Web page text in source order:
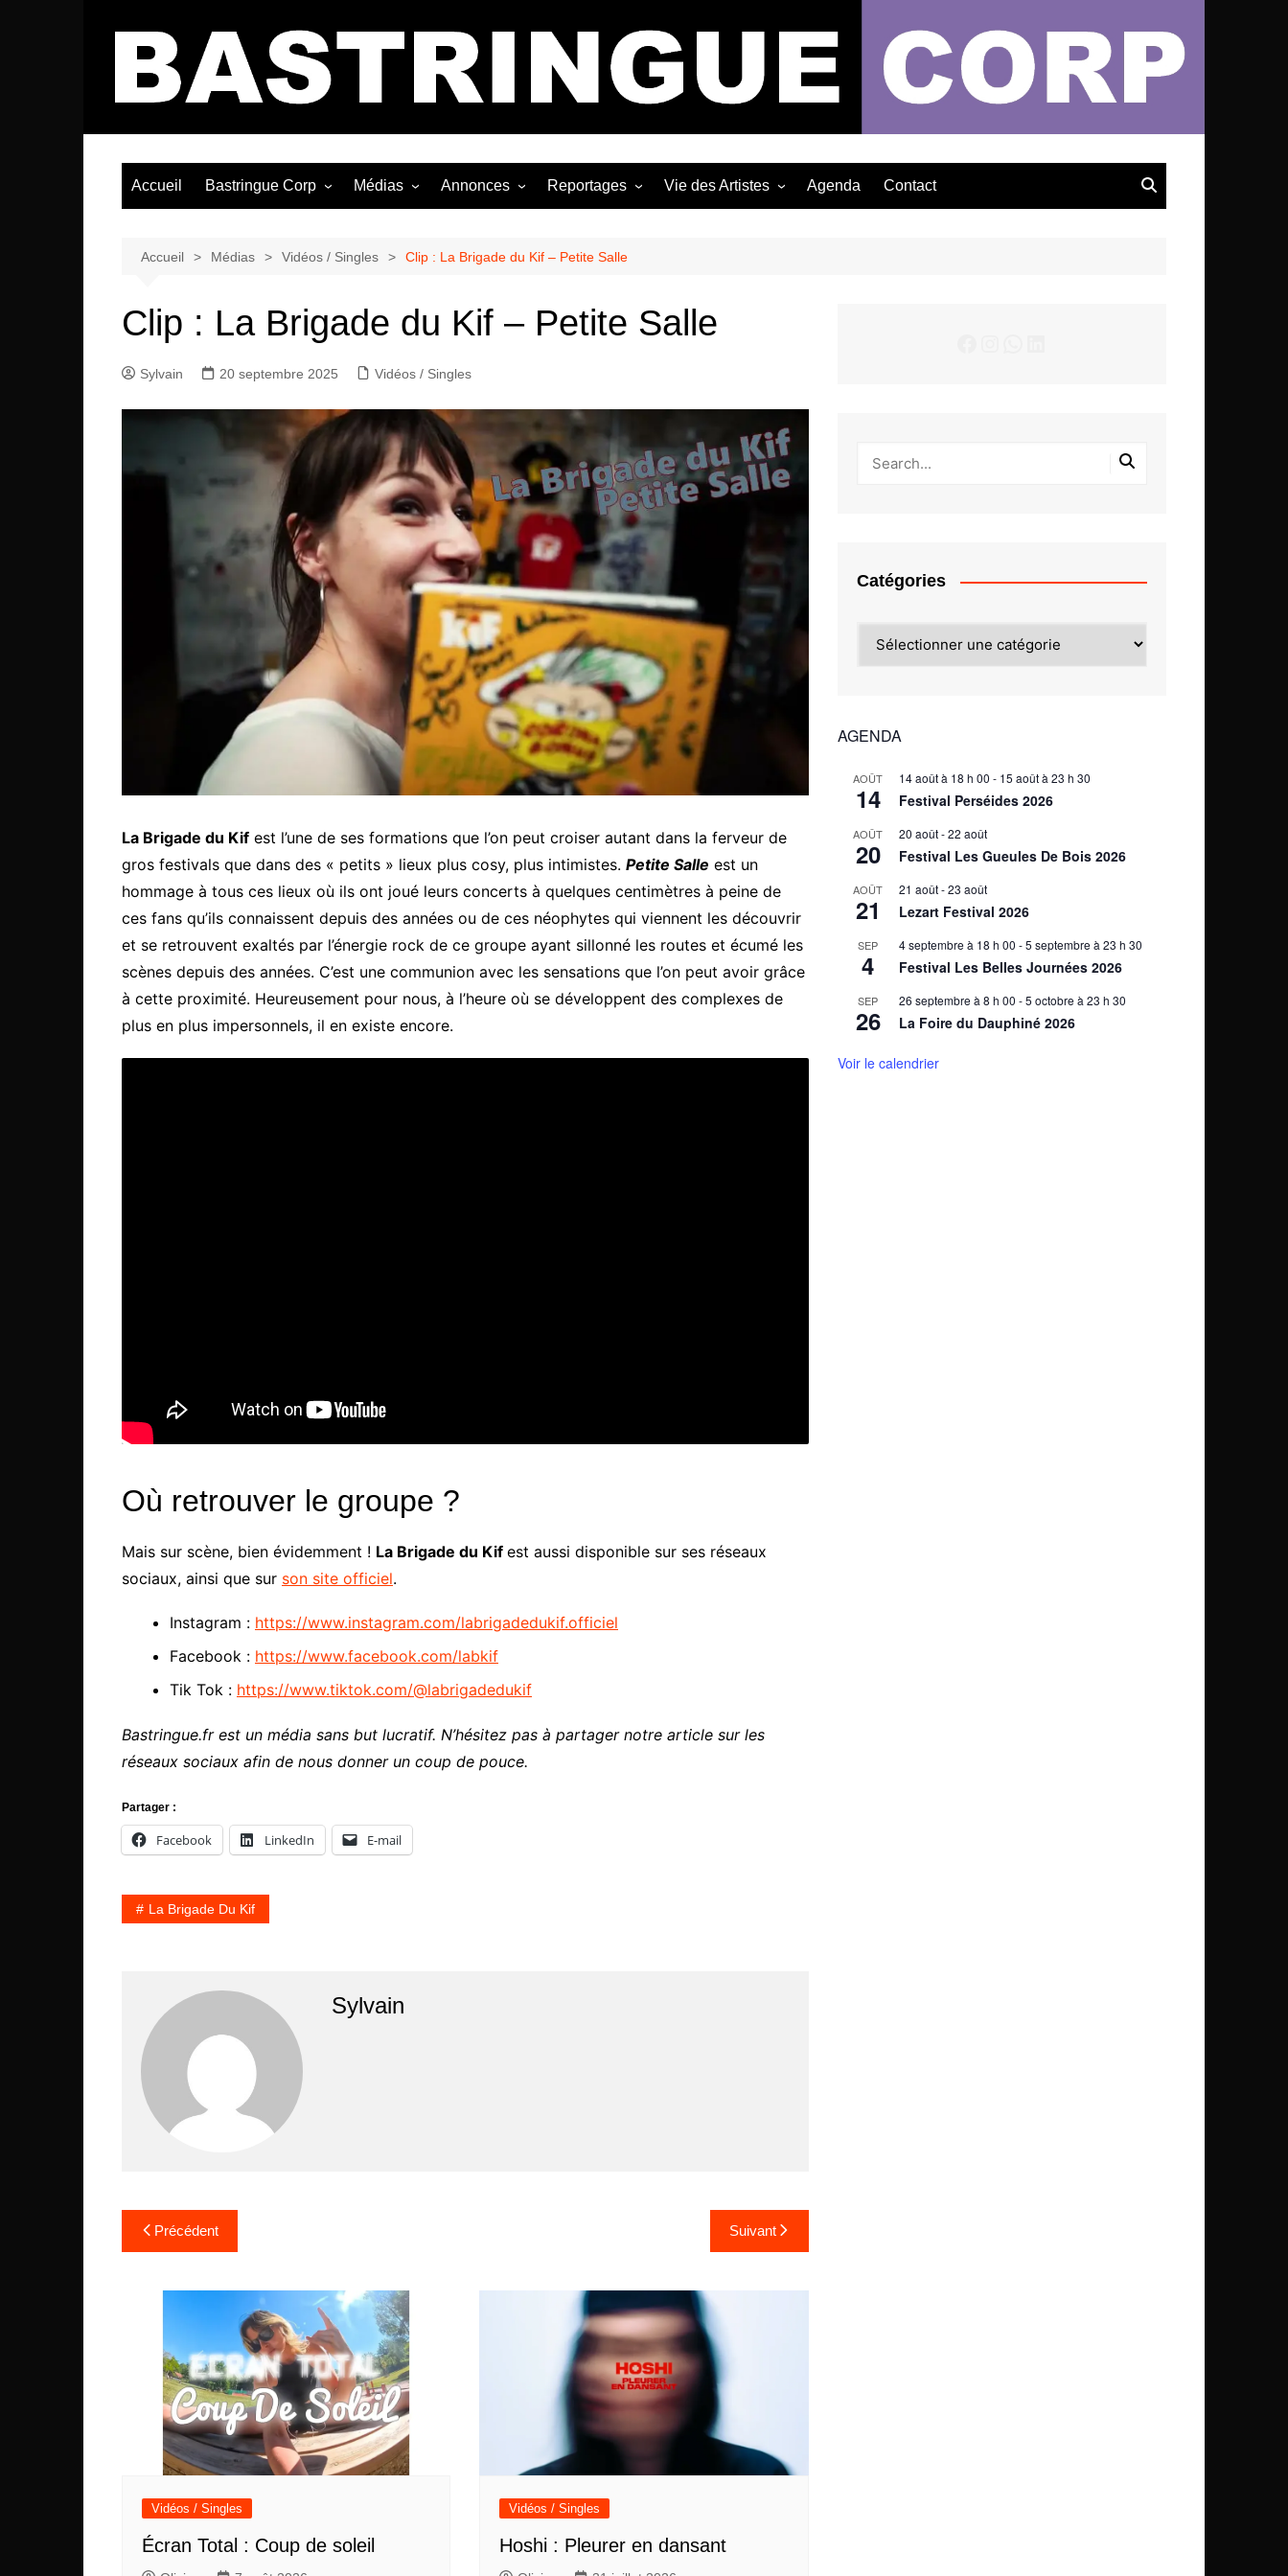
Bastringue Corp – Actualités Musicales
Accueil Bastringue Corp Médias
Albums / EP
Annonces
Les Concerts
Reportages
Photographies
Vie des Artistes Agenda Contact
Accueil Médias Vidéos / Singles Clip : La Brigade du Kif – Petite Salle
Clip : La Brigade du Kif – Petite Salle
Sylvain 20 septembre 2025 Vidéos / Singles
La Brigade du Kif est l’une de ses formations que l’on peut croiser autant dans la ferveur de
gros festivals que dans des « petits » lieux plus cosy, plus intimistes. Petite Salle est un
hommage à tous ces lieux où ils ont joué leurs concerts à quelques centimètres à peine de
ces fans qu’ils connaissent depuis des années ou de ces néophytes qui viennent les découvrir
et se retrouvent exaltés par l’énergie rock de ce groupe ayant sillonné les routes et écumé les
scènes depuis des années. C’est une communion avec les sensations que l’on peut avoir grâce
à cette proximité. Heureusement pour nous, à l’heure où se développent des complexes de
plus en plus impersonnels, il en existe encore.
Où retrouver le groupe ?
Mais sur scène, bien évidemment ! La Brigade du Kif est aussi disponible sur ses réseaux
sociaux, ainsi que sur son site officiel.
Instagram : https://www.instagram.com/labrigadedukif.officiel
Facebook : https://www.facebook.com/labkif
Tik Tok : https://www.tiktok.com/@labrigadedukif
Bastringue.fr est un média sans but lucratif. N’hésitez pas à partager notre article sur les
réseaux sociaux afin de nous donner un coup de pouce.
Partager :
Facebook LinkedIn E-mail
La Brigade Du Kif
Sylvain
Navigation
de
l’article
Précédent Suivant
Vidéos / Singles
Écran Total : Coup de soleil
Vidéos / Singles
Hoshi : Pleurer en dansant
Catégories
AGENDA
AOÛT
14
14 août à 18 h 00 - 15 août à 23 h 30
Festival Perséides 2026
AOÛT
20
20 août-22 août
Festival Les Gueules De Bois 2026
AOÛT
21
21 août-23 août
Lezart Festival 2026
SEP
4
4 septembre à 18 h 00 -5 septembre à 23 h 30
Festival Les Belles Journées 2026
SEP
26
26 septembre à 8 h 00 -5 octobre à 23 h 30
La Foire du Dauphiné 2026
Voir le calendrier